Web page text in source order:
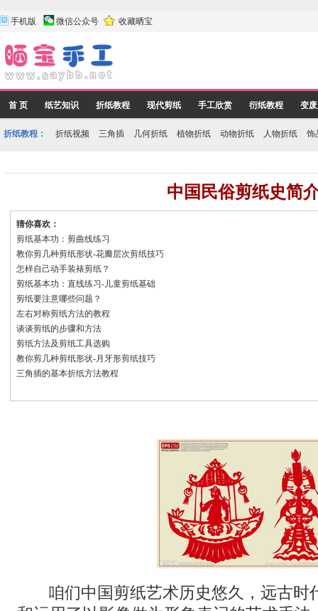
手机版 微信公众号 收藏晒宝
首 页 纸艺知识 折纸教程 现代剪纸 手工欣赏 衍纸教程 变
折纸教程： 折纸视频 三角插 几何折纸 植物折纸 动物折纸 人物折纸 饰
中国民俗剪纸史简
猜你喜欢：
剪纸基本功：剪曲线练习
教你剪几种剪纸形状-花瓣层次剪纸技巧
怎样自己动手装裱剪纸？
剪纸基本功：直线练习-儿童剪纸基础
剪纸要注意哪些问题？
左右对称剪纸方法的教程
谈谈剪纸的步骤和方法
剪纸方法及剪纸工具选购
教你剪几种剪纸形状-月牙形剪纸技巧
三角插的基本折纸方法教程
咱们中国剪纸艺术历史悠久，远古时